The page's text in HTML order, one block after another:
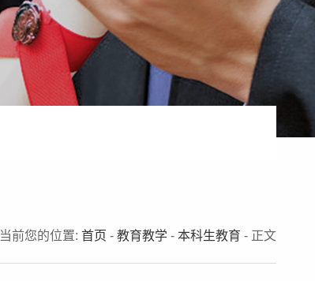
当前您的位置:首页 -教育教学 -本科生教育 - 正文